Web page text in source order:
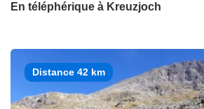
En téléphérique à Kreuzjoch
Distance 42 km